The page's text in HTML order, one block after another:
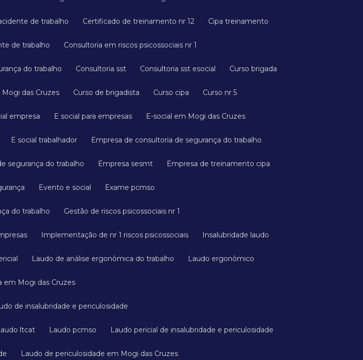
de trabalho Certificado de treinamento nr 12 Cipa treinamento
de trabalho Consultoria em riscos psicossociais nr 1
do trabalho Consultoria sst Consultoria sst esocial Curso brigada
Mogi das Cruzes Curso de brigadista Curso cipa Curso nr 5
empresa E social para empresas E-social em Mogi das Cruzes
E social trabalhador Empresa de consultoria de segurança do trabalho
segurança do trabalho Empresa sesmt Empresa de treinamento cipa
Evento e social Exame pcmso
do trabalho Gestão de riscos psicossociais nr 1
Implementação de nr 1 riscos psicossociais Insalubridade laudo
Laudo de análise ergonômica do trabalho Laudo ergonômico
em Mogi das Cruzes
de insalubridade e periculosidade
Laudo ltcat Laudo pcmso Laudo pericial de insalubridade e periculosidade
Laudo de periculosidade em Mogi das Cruzes